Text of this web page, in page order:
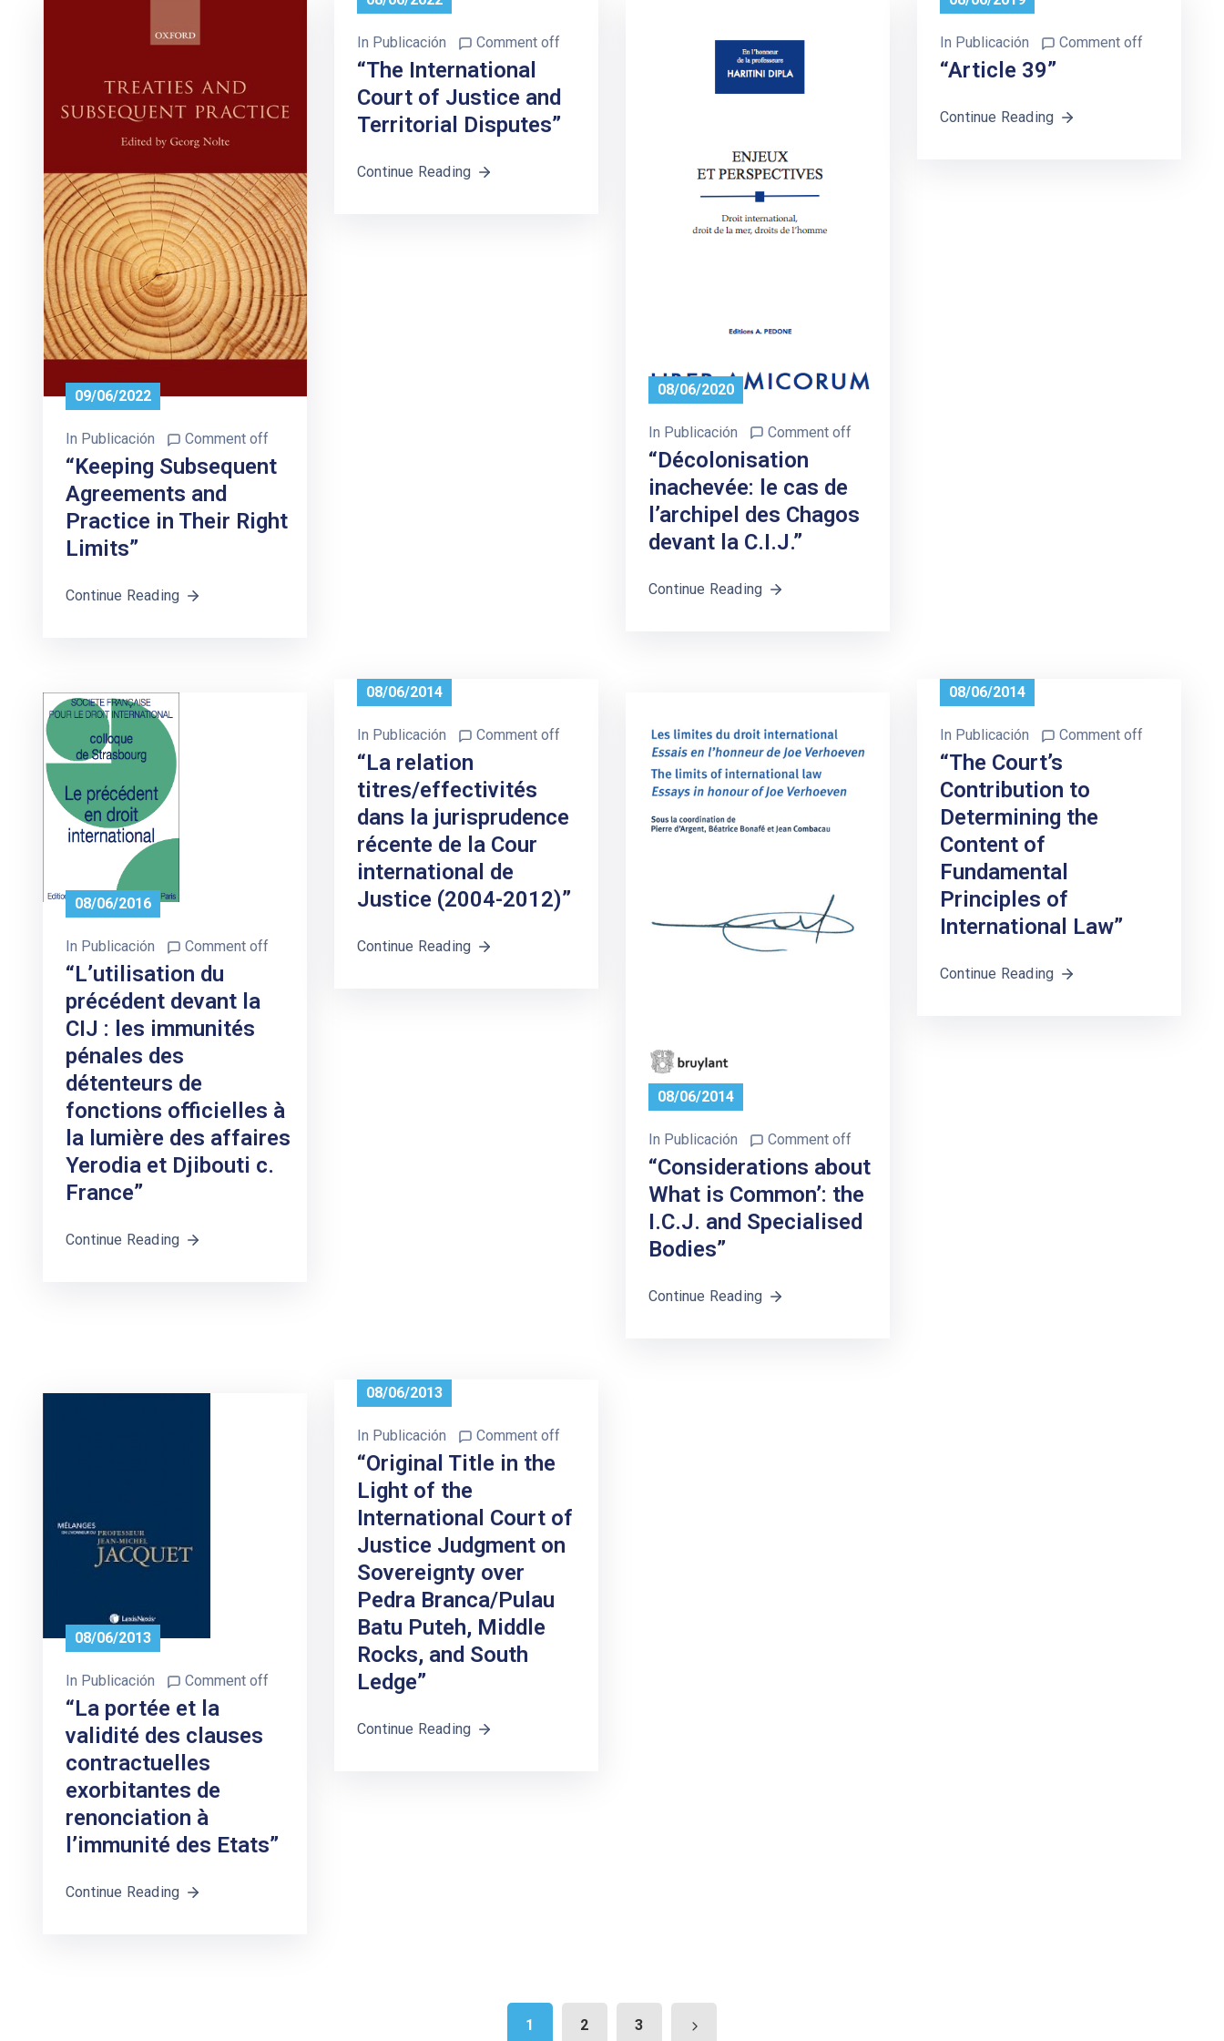
09/06/2022
In Publicación Comment off
“Keeping Subsequent
Agreements and
Practice in Their Right
Limits”
Continue Reading
In Publicación Comment off
“The International
Court of Justice and
Territorial Disputes”
Continue Reading
08/06/2020
In Publicación Comment off
“Décolonisation
inachevée: le cas de
l’archipel des Chagos
devant la C.I.J.”
Continue Reading
In Publicación Comment off
“Article 39”
Continue Reading
08/06/2016
In Publicación Comment off
“L’utilisation du
précédent devant la
CIJ : les immunités
pénales des
détenteurs de
fonctions officielles à
la lumière des affaires
Yerodia et Djibouti c.
France”
Continue Reading
08/06/2014
In Publicación Comment off
“La relation
titres/effectivités
dans la jurisprudence
récente de la Cour
international de
Justice (2004-2012)”
Continue Reading
08/06/2014
In Publicación Comment off
“Considerations about
What is Common’: the
I.C.J. and Specialised
Bodies”
Continue Reading
08/06/2014
In Publicación Comment off
“The Court’s
Contribution to
Determining the
Content of
Fundamental
Principles of
International Law”
Continue Reading
08/06/2013
In Publicación Comment off
“La portée et la
validité des clauses
contractuelles
exorbitantes de
renonciation à
l’immunité des Etats”
Continue Reading
08/06/2013
In Publicación Comment off
“Original Title in the
Light of the
International Court of
Justice Judgment on
Sovereignty over
Pedra Branca/Pulau
Batu Puteh, Middle
Rocks, and South
Ledge”
Continue Reading
1 2 3